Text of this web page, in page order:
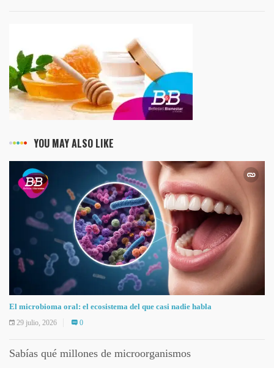
YOU MAY ALSO LIKE
El microbioma oral: el ecosistema del que casi nadie habla
29 julio, 2026 0
Sabías qué millones de microorganismos